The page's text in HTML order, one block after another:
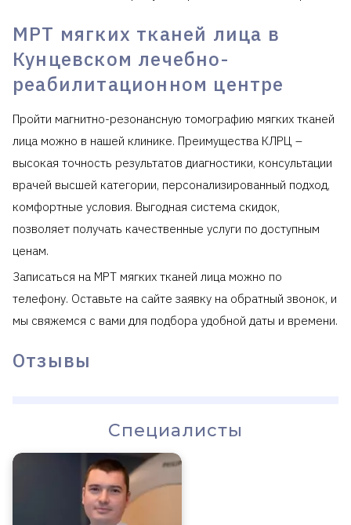
МРТ мягких тканей лица в
Кунцевском лечебно-
реабилитационном центре
Пройти магнитно-резонансную томографию мягких тканей
лица можно в нашей клинике. Преимущества КЛРЦ –
высокая точность результатов диагностики, консультации
врачей высшей категории, персонализированный подход,
комфортные условия. Выгодная система скидок,
позволяет получать качественные услуги по доступным
ценам.
Записаться на МРТ мягких тканей лица можно по
телефону. Оставьте на сайте заявку на обратный звонок, и
мы свяжемся с вами для подбора удобной даты и времени.
Отзывы
Специалисты